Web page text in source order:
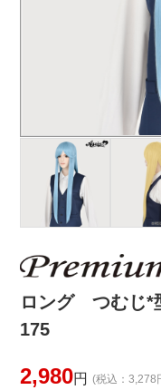
ロング つむじ
175
2,980円 (税込：3,278